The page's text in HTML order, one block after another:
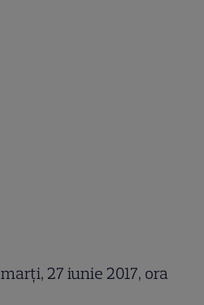
marți, 27 iunie 2017, ora